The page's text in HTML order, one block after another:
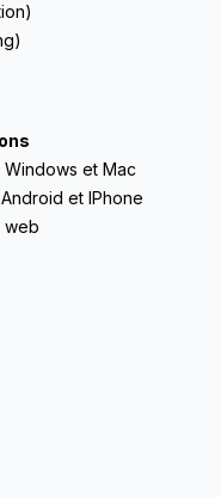
et Mac
et IPhone
web